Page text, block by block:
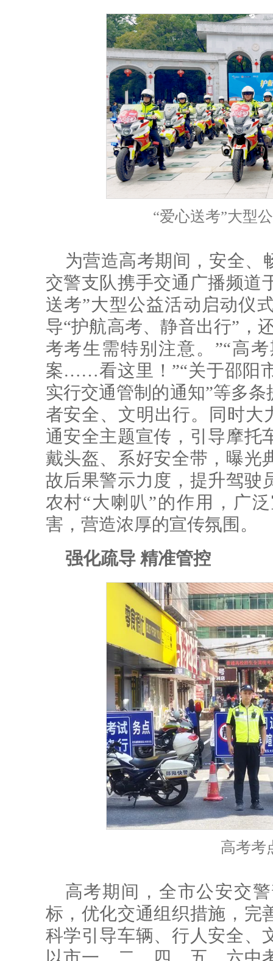
“爱心送考”大型
为营造高考期间，安全、
交警支队携手交通广播频道
送考”大型公益活动启动仪
导“护航高考、静音出行”，
考考生需特别注意。”“高
案……看这里！”“关于邵阳
实行交通管制的通知”等多
者安全、文明出行。同时大
通安全主题宣传，引导摩托
戴头盔、系好安全带，曝光
故后果警示力度，提升驾驶
农村“大喇叭”的作用，广
害，营造浓厚的宣传氛围。
强化疏导 精准管控
高考考
高考期间，全市公安交
标，优化交通组织措施，完
科学引导车辆、行人安全、